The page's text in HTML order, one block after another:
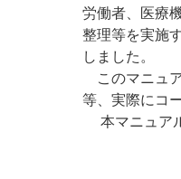
労働者、医療
整理等を実施
しました。
このマニュ
等、実際にコ
本マニュア